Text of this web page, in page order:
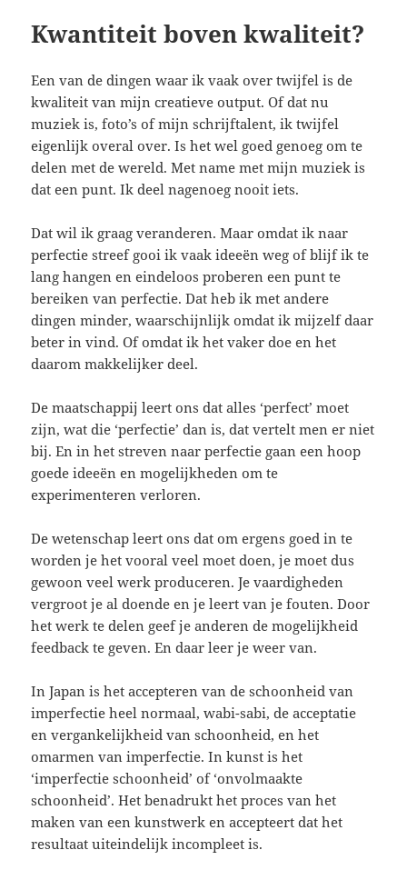
Kwantiteit boven kwaliteit?
Een van de dingen waar ik vaak over twijfel is de
kwaliteit van mijn creatieve output. Of dat nu
muziek is, foto’s of mijn schrijftalent, ik twijfel
eigenlijk overal over. Is het wel goed genoeg om te
delen met de wereld. Met name met mijn muziek is
dat een punt. Ik deel nagenoeg nooit iets.
Dat wil ik graag veranderen. Maar omdat ik naar
perfectie streef gooi ik vaak ideeën weg of blijf ik te
lang hangen en eindeloos proberen een punt te
bereiken van perfectie. Dat heb ik met andere
dingen minder, waarschijnlijk omdat ik mijzelf daar
beter in vind. Of omdat ik het vaker doe en het
daarom makkelijker deel.
De maatschappij leert ons dat alles ‘perfect’ moet
zijn, wat die ‘perfectie’ dan is, dat vertelt men er niet
bij. En in het streven naar perfectie gaan een hoop
goede ideeën en mogelijkheden om te
experimenteren verloren.
De wetenschap leert ons dat om ergens goed in te
worden je het vooral veel moet doen, je moet dus
gewoon veel werk produceren. Je vaardigheden
vergroot je al doende en je leert van je fouten. Door
het werk te delen geef je anderen de mogelijkheid
feedback te geven. En daar leer je weer van.
In Japan is het accepteren van de schoonheid van
imperfectie heel normaal, wabi-sabi, de acceptatie
en vergankelijkheid van schoonheid, en het
omarmen van imperfectie. In kunst is het
‘imperfectie schoonheid’ of ‘onvolmaakte
schoonheid’. Het benadrukt het proces van het
maken van een kunstwerk en accepteert dat het
resultaat uiteindelijk incompleet is.